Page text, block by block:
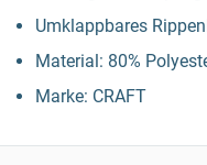
Umklappbares
Material: 80%
Marke: CRAFT